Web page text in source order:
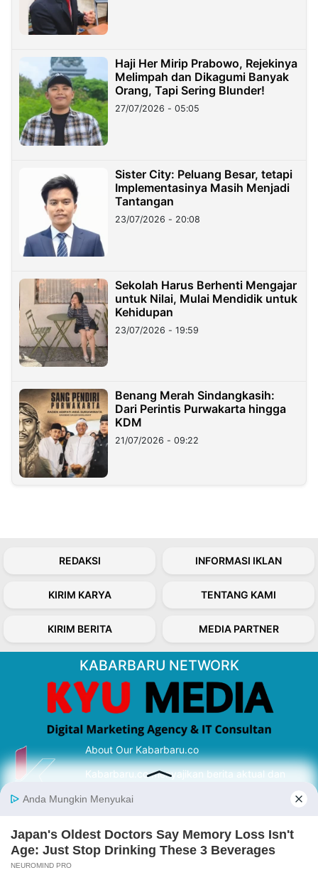
Haji Her Mirip Prabowo, Rejekinya
Melimpah dan Dikagumi Banyak
Orang, Tapi Sering Blunder!
27/07/2026 - 05:05
Sister City: Peluang Besar, tetapi
Implementasinya Masih Menjadi
Tantangan
23/07/2026 - 20:08
Sekolah Harus Berhenti Mengajar
untuk Nilai, Mulai Mendidik untuk
Kehidupan
23/07/2026 - 19:59
Benang Merah Sindangkasih:
Dari Perintis Purwakarta hingga
KDM
21/07/2026 - 09:22
REDAKSI INFORMASI IKLAN
KIRIM KARYA TENTANG KAMI
KIRIM BERITA MEDIA PARTNER
KABARBARU NETWORK
About Our Kabarbaru.co
Kabarbaru.co menyajikan berita aktual dan
serta terverifikasi dari sumber yang tepat.
Follow Kabarbaru